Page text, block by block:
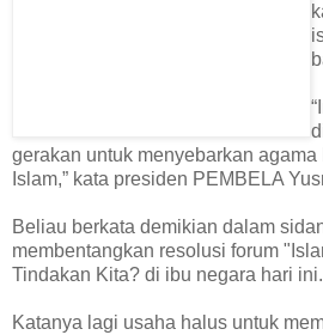
gerakan untuk menyebarkan
Islam,” kata presiden PEMBELA
Beliau berkata demikian dalam
membentangkan resolusi forum
Tindakan Kita? di ibu negara hari ini.
Katanya lagi usaha halus untuk